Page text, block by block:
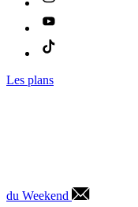
Les plans
du Weekend